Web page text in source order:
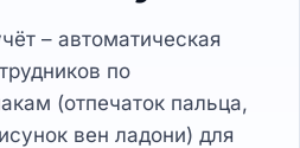
– автоматическая
по
(отпечаток пальца,
вен ладони) для